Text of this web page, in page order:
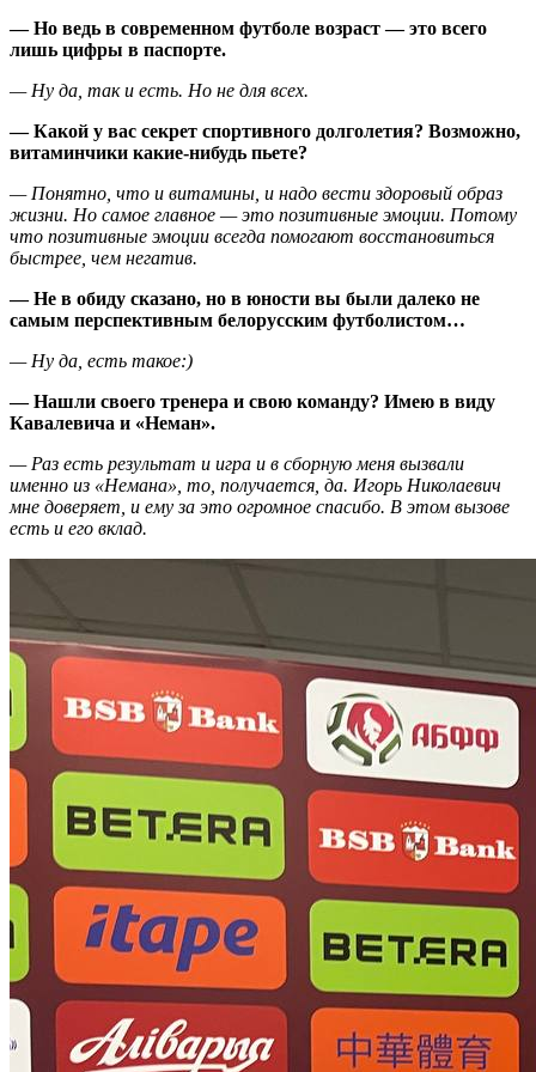
— Но ведь в современном футболе возраст — это всего
лишь цифры в паспорте.
— Ну да, так и есть. Но не для всех.
— Какой у вас секрет спортивного долголетия? Возможно,
витаминчики какие-нибудь пьете?
— Понятно, что и витамины, и надо вести здоровый образ
жизни. Но самое главное — это позитивные эмоции. Потому
что позитивные эмоции всегда помогают восстановиться
быстрее, чем негатив.
— Не в обиду сказано, но в юности вы были далеко не
самым перспективным белорусским футболистом…
— Ну да, есть такое:)
— Нашли своего тренера и свою команду? Имею в виду
Кавалевича и «Неман».
— Раз есть результат и игра и в сборную меня вызвали
именно из «Немана», то, получается, да. Игорь Николаевич
мне доверяет, и ему за это огромное спасибо. В этом вызове
есть и его вклад.